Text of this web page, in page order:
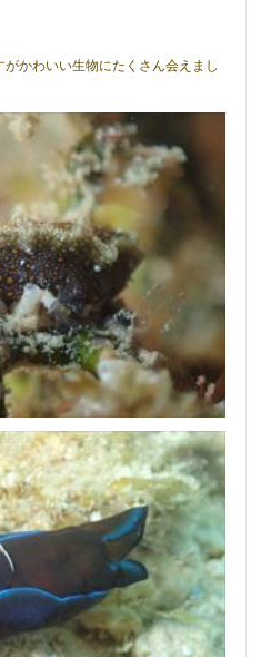
かわいい生物にたくさん会えまし